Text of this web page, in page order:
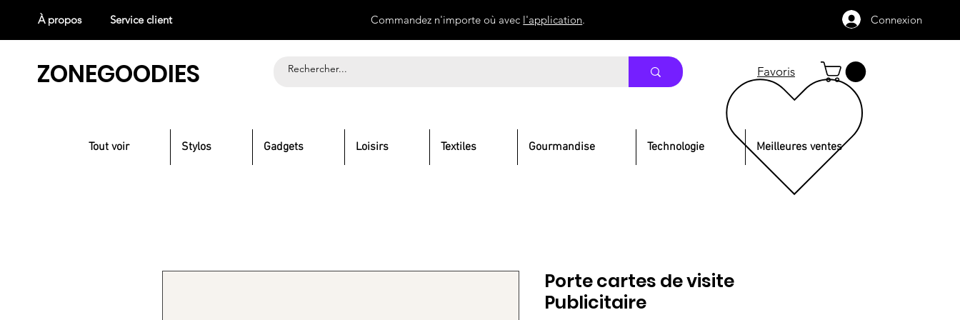
À propos Service client Commandez n'importe où avec l'application. Connexion
ZONEGOODIES Favoris
Tout voir Stylos Gadgets Loisirs Textiles Gourmandise Technologie Meilleures ventes
Porte cartes de visite
Publicitaire